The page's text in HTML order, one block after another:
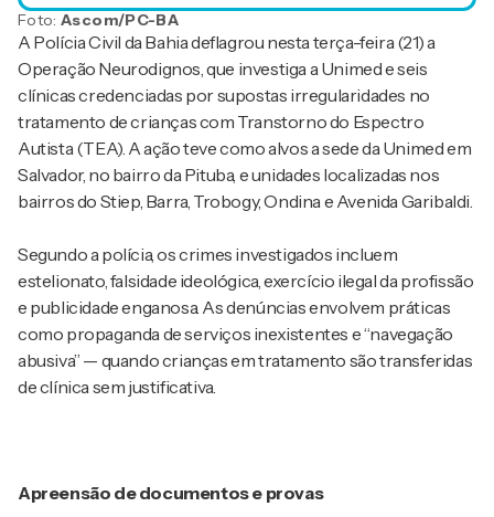
Foto:Ascom/PC-BA
A Polícia Civil da Bahia deflagrou nesta terça-feira (21) a
Operação Neurodignos, que investiga a Unimed e seis
clínicas credenciadas por supostas irregularidades no
tratamento de crianças com Transtorno do Espectro
Autista (TEA). A ação teve como alvos a sede da Unimed em
Salvador, no bairro da Pituba, e unidades localizadas nos
bairros do Stiep, Barra, Trobogy, Ondina e Avenida Garibaldi.
Segundo a polícia, os crimes investigados incluem
estelionato, falsidade ideológica, exercício ilegal da profissão
e publicidade enganosa. As denúncias envolvem práticas
como propaganda de serviços inexistentes e “navegação
abusiva” — quando crianças em tratamento são transferidas
de clínica sem justificativa.
Apreensão de documentos e provas